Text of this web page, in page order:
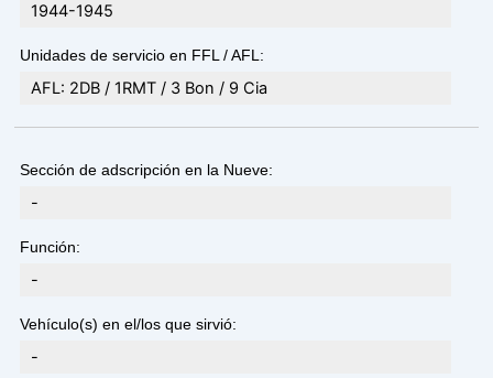
1944-1945
Unidades de servicio en FFL / AFL:
AFL: 2DB / 1RMT / 3 Bon / 9 Cia
Sección de adscripción en la Nueve:
-
Función:
-
Vehículo(s) en el/los que sirvió:
-